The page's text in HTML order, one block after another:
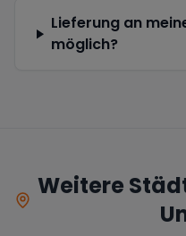
Lieferung an
möglich?
Weitere